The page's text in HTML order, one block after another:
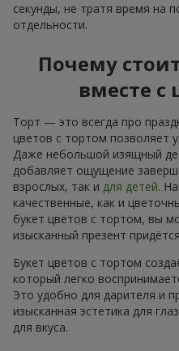
секунды, не тратя время на
отдельности.
Почему
вместе с
Торт — это всегда про
цветов с тортом позволяет
Даже небольшой изящный
добавляет ощущение
взрослых, так и для детей.
качественные, как и
букет цветов с тортом, вы
изысканный презент
Букет цветов с тортом
который легко
Это удобно для дарителя и
изысканная эстетика для
для вкуса.